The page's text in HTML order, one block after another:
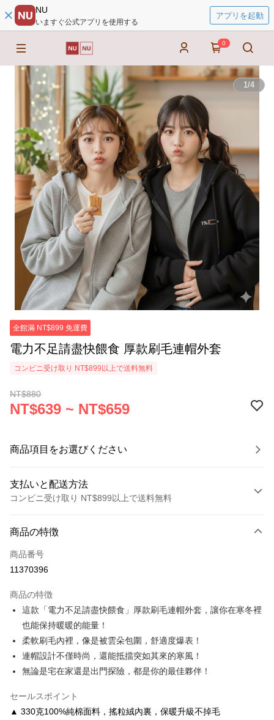
NU
いますぐ公式アプリを使用する
アプリを起動
0
1/4
全館滿 NT$899 免運費
電力不足請盡快餵食 厚款刷毛連帽外套
コンビニ受け取り NT$899以上で送料無料
NT$880
NT$639 ~ NT$659
商品項目をお選びください
支払いと配送方法
コンビニ受け取り NT$899以上で送料無料
クレジットカード1回払い
クレジットカード分割払い
合作金庫商業銀行
華南商業銀行
彰化商業銀行
上海商業儲蓄銀行
国泰世華商業銀行
兆豐國際商業銀行
台湾中小企業銀行
台中商業銀行
聯邦商業銀行
遠東国際商業銀行
玉山商業銀行
台新國際商業銀行
中国信託商業銀行
6回払い、金利0、毎回
華南商業銀行
上海商業儲蓄銀行
台北富邦商業銀行
国泰世華商業銀行
兆豐國際商業銀行
台湾中小企業銀行
台中商業銀行
聯邦商業銀行
元大商業銀行
永豐商業銀行
12回払い、金利0、毎回NT$53 21行の銀行
合作金庫商業銀行
第一商業銀行
上海商業儲蓄銀行
台北富邦商業銀行
国泰世華商業銀行
兆豐國際商業銀行
HSBC(台湾)商業銀行
聯邦商業銀行
遠東国際商業銀行
コンビニ店頭代金引換
LINE Pay
JKOPAY
商品の特徴
商品番号
11370396
商品の特徴
這款「電力不足請盡快餵食」厚款刷毛連帽外套，讓你在寒冬裡
也能保持暖暖的能量！
柔軟刷毛內裡，像是被雲朵包圍，舒適度爆表！
連帽設計不僅時尚，還能抵擋突如其來的寒風！
無論是宅在家還是出門探險，都是你的最佳夥伴！
セールスポイント
▲ 330克100%純棉面料，搖粒絨內裏，保暖升級不掉毛